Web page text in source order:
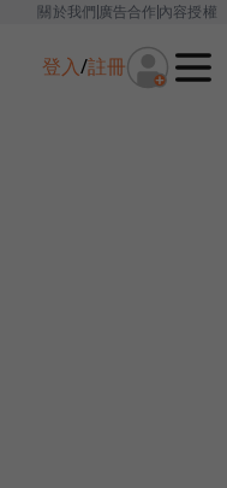
關於我們廣告合作內容授權
登入/註冊